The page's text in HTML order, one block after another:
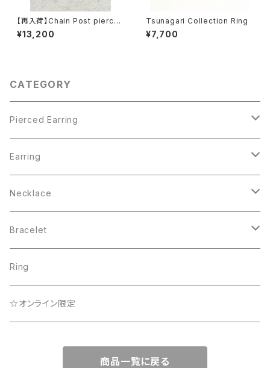
【再入荷】Chain Post pierce
d earring - ネオンブルーアパ
タイトxグリーンオニキス
¥13,200
Tsunagari Collection Ring
¥7,700
CATEGORY
Pierced Earring
Pearl Collection
BEACH
Lady
Que Sera Sera Collection
☆オンライン限定
Earring
Pearl Collection
Que Sera Sera Collection
☆オンライン限定
Necklace
☆オンライン限定
Bracelet
Lady
Ring
☆オンライン限定
商品一覧に戻る